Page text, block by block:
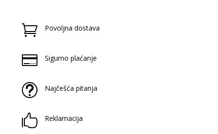
 Povoljna dostava
 Sigurno plaćanje
t Najčešća pitanja
 Reklamacija